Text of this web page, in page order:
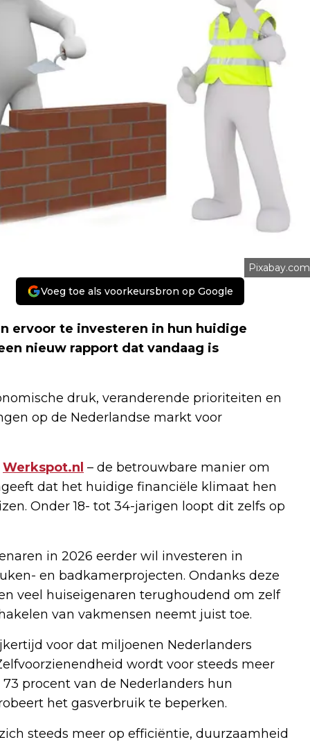
Pixabay.com
Voeg toe als voorkeursbron op Google
ervoor te investeren in hun huidige
nieuw rapport dat vandaag is
druk, veranderende prioriteiten en
op de Nederlandse markt voor
Werkspot.nl – de betrouwbare manier om
dat het huidige financiële klimaat hen
Onder 18- tot 34-jarigen loopt dit zelfs op
in 2026 eerder wil investeren in
en badkamerprojecten. Ondanks deze
veel huiseigenaren terughoudend om zelf
van vakmensen neemt juist toe.
voor dat miljoenen Nederlanders
wordt voor steeds meer
procent van de Nederlanders hun
het gasverbruik te beperken.
steeds meer op efficiëntie, duurzaamheid